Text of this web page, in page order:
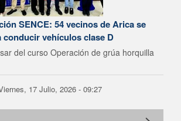
SENCE: 54 vecinos de Arica se
conducir vehículos clase D
del curso Operación de grúa horquilla
17 Julio, 2026 - 09:27